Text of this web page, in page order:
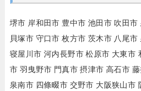
堺市 岸和田市 豊中市 池田市 吹田市
貝塚市 守口市 枚方市 茨木市 八尾市
寝屋川市 河内長野市 松原市 大東市
市 羽曳野市 門真市 摂津市 高石市
泉南市 四條畷市 交野市 大阪狭山市